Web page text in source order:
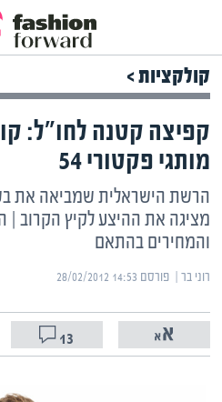
קולקציות >
קפיצה קטנה לחו"ל:
מותגי פקטורי 54
הרשת הישראלית שמביאה את
מציגה את ההיצע לקיץ הקרוב |
והמחירים בהתאם
רוני בר | ‏פורסם ‎28/02/2012 14:53
13